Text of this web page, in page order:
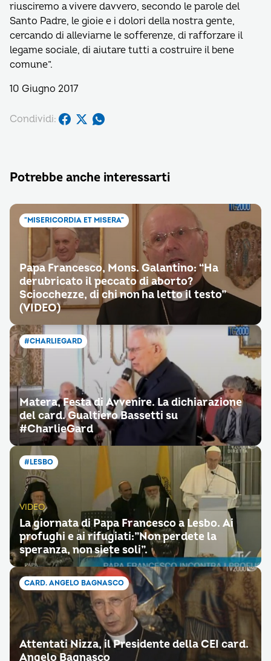
riusciremo a vivere davvero, secondo le parole del
Santo Padre, le gioie e i dolori della nostra gente,
cercando di alleviarne le sofferenze, di rafforzare il
legame sociale, di aiutare tutti a costruire il bene
comune”.
10 Giugno 2017
Condividi:
Potrebbe anche interessarti
"MISERICORDIA ET MISERA"
Papa Francesco, Mons. Galantino: “Ha
derubricato il peccato di aborto?
Sciocchezze, di chi non ha letto il testo”
(VIDEO)
#CHARLIEGARD
Matera, Festa di Avvenire. La dichiarazione
del card. Gualtiero Bassetti su
#CharlieGard
#LESBO
VIDEO
La giornata di Papa Francesco a Lesbo. Ai
profughi e ai rifugiati:”Non perdete la
speranza, non siete soli”.
CARD. ANGELO BAGNASCO
Attentati Nizza, il Presidente della CEI card.
Angelo Bagnasco